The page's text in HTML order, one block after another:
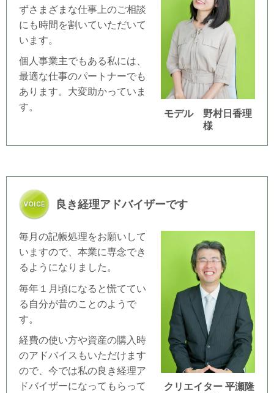
モデル 野村日香理
様
ずさまざまな仕事上のご相談
にも時間を割いていただいて
います。
個人事業主でもある私には、
最適な仕事のパートナーでも
あります。大変助かっていま
す。
良き経理アドバイザーです
クリエイター 平瀬隆
毎月の記帳処理をお願いして
いますので、本業に専念でき
るようになりました。
毎年１月頃になると慌ててい
る自分が昔のことのようで
す。
経費の使い方や資産の購入時
のアドバイスもいただけます
ので、今では私の良き経理ア
ドバイザーになってもらって